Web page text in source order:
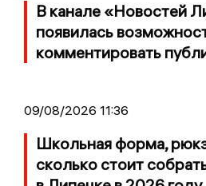
В канале «Новостей
появилась
комментировать
09/08/2026 11:36
Школьная форма,
сколько стоит